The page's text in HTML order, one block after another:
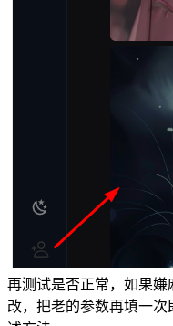
再测试是否正常，如果嫌
改，把老的参数再填一